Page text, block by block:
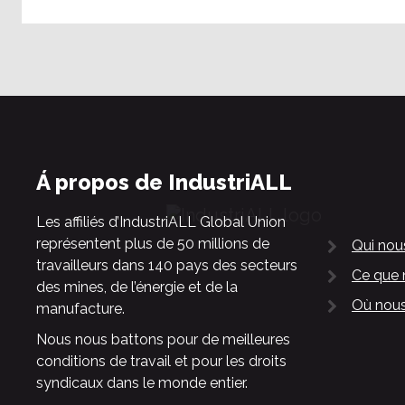
Á propos de IndustriALL
Les affiliés d’IndustriALL Global Union
représentent plus de 50 millions de
travailleurs dans 140 pays des secteurs
des mines, de l’énergie et de la
manufacture.
Nous nous battons pour de meilleures
conditions de travail et pour les droits
syndicaux dans le monde entier.
Qui
Ce que
Où